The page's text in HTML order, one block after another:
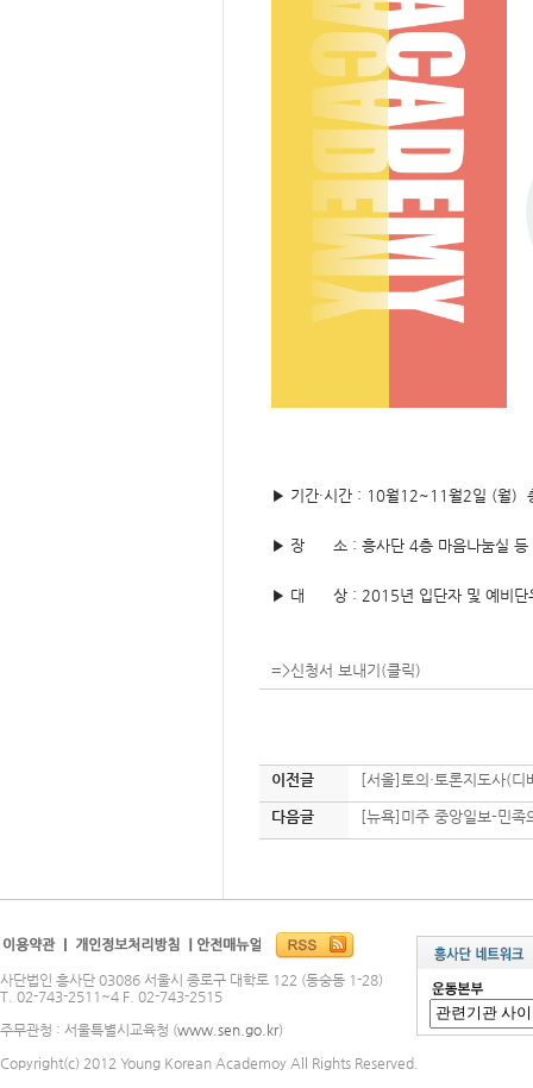
▶ 기간·시간 : 10월12~11월2일 (월
▶ 장 소 : 흥사단 4층 마음나눔실 등
▶ 대 상 : 2015년 입단자 및 예비단
=>신청서 보내기(클릭)
이전글 [서울]토의·토론지도사(
다음글 [뉴욕]미주 중앙일보-민족
사단법인 흥사단 03086 서울시 종로구 대학로 122 (동숭동 1-28)
T. 02-743-2511~4 F. 02-743-2515
주무관청 : 서울특별시교육청 (www.sen.go.kr)
Copyright(c) 2012 Young Korean Academoy All Rights Reserved.